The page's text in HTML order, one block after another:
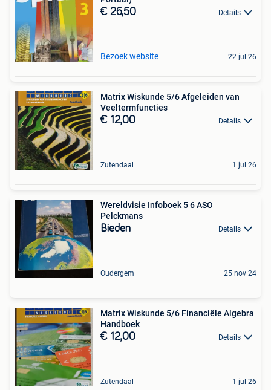
€ 26,50 Details
Bezoek website 22 jul 26
Matrix Wiskunde 5/6 Afgeleiden van
Veeltermfuncties
€ 12,00 Details
Zutendaal 1 jul 26
Wereldvisie Infoboek 5 6 ASO
Pelckmans
Bieden Details
Oudergem 25 nov 24
Matrix Wiskunde 5/6 Financiële Algebra
Handboek
€ 12,00 Details
Zutendaal 1 jul 26